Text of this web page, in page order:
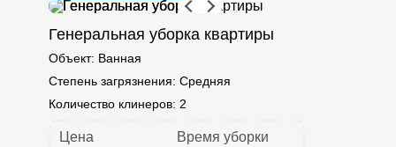
Генеральная уборка квартиры
Объект: Ванная
Степень загрязнения: Средняя
Количество клинеров: 2
Цена
Время уборки